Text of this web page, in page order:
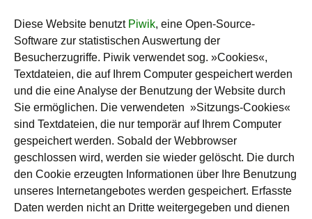
Diese Website benutzt Piwik, eine Open-Source-
Software zur statistischen Auswertung der
Besucherzugriffe. Piwik verwendet sog. »Cookies«,
Textdateien, die auf Ihrem Computer gespeichert werden
und die eine Analyse der Benutzung der Website durch
Sie ermöglichen. Die verwendeten »Sitzungs-Cookies«
sind Textdateien, die nur temporär auf Ihrem Computer
gespeichert werden. Sobald der Webbrowser
geschlossen wird, werden sie wieder gelöscht. Die durch
den Cookie erzeugten Informationen über Ihre Benutzung
unseres Internetangebotes werden gespeichert. Erfasste
Daten werden nicht an Dritte weitergegeben und dienen